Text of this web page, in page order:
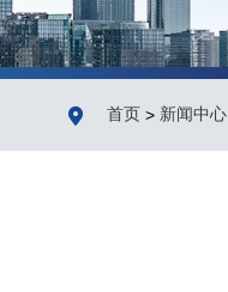
 首页 > 新闻中心